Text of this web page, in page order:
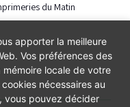
du Matin
apporter la meilleure
Vos préférences des
locale de votre
nécessaires au
vous pouvez décider